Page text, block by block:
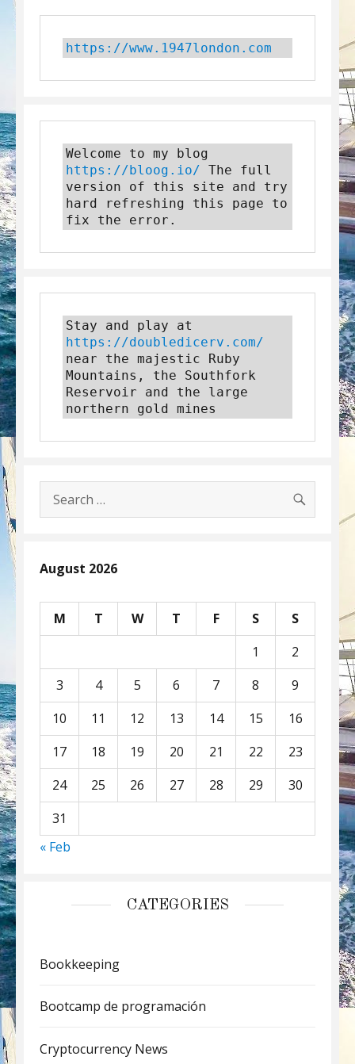
https://www.1947london.com
https://bloog.io/ The full
version of this site and try
hard refreshing this page to
fix the error.
https://doubledicerv.com/
near the majestic Ruby
Mountains, the Southfork
Reservoir and the large
northern gold mines
Search
for:
August 2026
M T W T F S
S
1
2
3
4 5 6 7 8
9
10
11 12 13 14 15
16
17
18 19 20 21 22
23
24
25 26 27 28 29
30
31
« Feb
CATEGORIES
Bookkeeping
Bootcamp de programación
Cryptocurrency News